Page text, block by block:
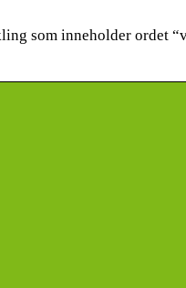
som inneholder ordet